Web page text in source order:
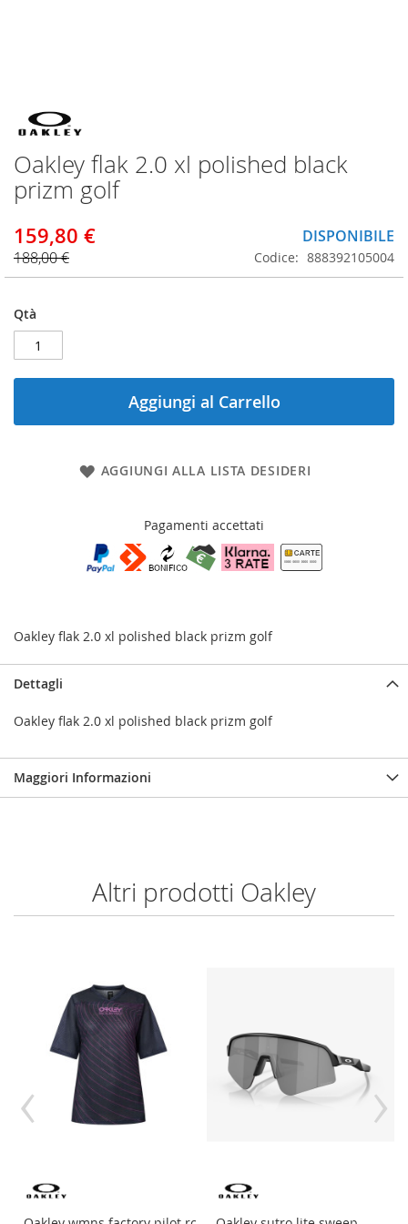
all'inizio
galleria
immagini
Oakley flak 2.0 xl polished black
prizm golf
159,80 €
188,00 €
DISPONIBILE
Codice 888392105004
Qtà
Aggiungi al Carrello
AGGIUNGI ALLA LISTA DESIDERI
Pagamenti accettati
Oakley flak 2.0 xl polished black prizm golf
Dettagli
Oakley flak 2.0 xl polished black prizm golf
Maggiori Informazioni
Altri prodotti Oakley
‹ ›